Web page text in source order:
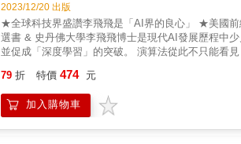
2023/12/20 出版
★全球科技界盛讚李飛飛是「AI界的良心」 ★美國
選書 & 史丹佛大學李飛飛博士是現代AI發展歷程中
並促成「深度學習」的突破。 演算法從此不只能看
全家移民美國，在經濟拮据、語言不通的環境下，
她的使命。 李飛飛的人生旅途，恰與AI的發展共舞
後， 我們必須共同確保AI應用能帶來更多人類福祉
79 折 特價 474 元
加入購物車